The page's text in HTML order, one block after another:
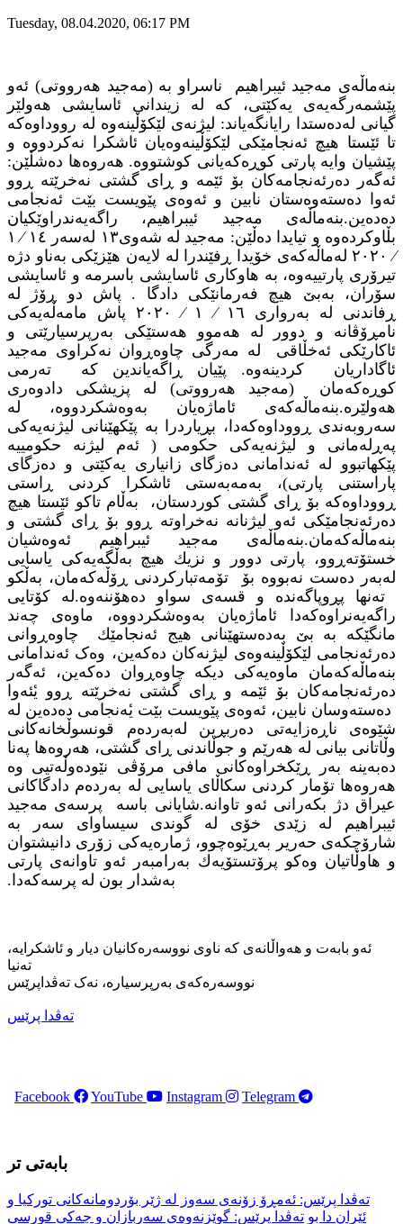
Tuesday, 08.04.2020, 06:17 PM
بنەماڵەی مەجید ئیبراهیم ناسراو بە (مەجید ھەرووتی) ئەو
پێشمەرگەیەی یەكێتی، كە لە زیندانی ئاسایشی هەولێر
گیانی لەدەستدا رایانگەیاند: لیژنەی لێكۆڵینەوە لە رووداوەكە
تا ئێستا هیچ ئەنجامێكی لێكۆڵینەوەیان ئاشكرا نەكردووە و
پێشیان وایە پارتی كوڕەكەیانی كوشتووە. هەروەها دەشڵێن:
ئەگەر دەرئەنجامەکان بۆ ئێمە و ڕای گشتی نەخرێتە ڕوو
ئەوا دەستەوەستان نابین و ئەوەی پێویست بێت ئەنجامی
دەدەین.بنەماڵەی مەجید ئیبراهیم، راگەیەندراوێكیان
بڵاوكردەوە و تیایدا ده‌ڵێن: مەجید لە شەوی١٣ لەسەر
۱
٤ ⁄ ١
⁄ ٢٠٢٠ لەماڵەکەی خۆیدا ڕفێندرا لە لایەن ھێزێکی بەناو دژە
تیرۆری پارتییەوە، بە ھاوکاری ئاسایشی باسرمە و ئاسایشی
سۆران، بەبێ ھیچ فەرمانێکی دادگا . پاش دو ڕۆژ لە
ڕفاندنی لە بەرواری ١٦ ⁄ ١ ⁄ ٢٠٢٠ پاش مامەڵەیەکی
نامڕۆڤانە و دوور لە هەموو هەستێکی بەرپرسیارێتی و
ئاكارێکی ئەخڵاقی لە مەرگی چاوەڕوان نەکراوی مەجید
ئاگاداریان کردینەوە. پێیان ڕاگەیاندین کە تەرمی
کوڕەکەمان (مەجید ھەرووتی) لە پزیشکی دادوەری
ھەولێرە.بنەماڵەکەی ئاماژه‌یان به‌وه‌شكردووه‌، لە
سەروبەندی ڕووداوەکەدا، بڕیاردرا بە پێکھێنانی لیژنەیەکی
پەڕلەمانی و لیژنەیەکی حکومی ( ئەم لیژنە حکومییە
پێکھاتبوو لە ئەندامانی دەزگای زانیاری یەکێتی و دەزگای
پاراستنی پارتی)، بەمەبەستی ئاشکرا کردنی ڕاستی
ڕووداوەکە بۆ ڕای گشتی کوردستان، بەڵام تاکو ئێستا ھیچ
دەرئەنجامێکی ئەو لیژنانە نەخراوتە ڕوو بۆ ڕای گشتی و
بنەماڵەکەمان.بنەماڵەی مەجید ئیبراهیم ئه‌وه‌شیان
خستۆته‌ڕوو، پارتی دوور و نزیك ھیچ بەڵگەیەکی یاسایی
لەبەر دەست نەبووە بۆ تۆمەتبارکردنی ڕۆڵەکەمان، بەڵکو
تەنھا پڕوپاگەندە و قسەی سواو دەھۆننەوە.له‌ كۆتایی
راگه‌یه‌نراوه‌كه‌دا ئاماژه‌یان به‌وه‌شكردووه‌، ماوەی چەند
مانگێکە بە بێ بەدەستهێنانی هیج ئەنجامێك چاوەڕوانی
دەرئەنجامی لێکۆڵینەوەی لیژنەکان دەکەین، وەک ئەندامانی
بنەماڵەکەمان ماوەیەکی دیکە چاوەڕوان دەکەین، ئەگەر
دەرئەنجامەکان بۆ ئێمە و ڕای گشتی نەخرێتە ڕوو یٔئەوا
دەستەوسان نابین، ئەوەی پێویست بێت یٔەنجامی دەدەین لە
شێوەی ناڕەزایەتی دەربڕین لەبەردەم قونسوڵخانەکانی
وڵاتانی بیانی لە ھەرێم و جوڵاندنی ڕای گشتی، ھەروەھا پەنا
دەبەینە بەر ڕێکخراوەکانی مافی مرۆڤی نێودەوڵەتیی وە
ھەروەھا تۆمار کردنی سکاڵای یاسایی لە بەردەم دادگاکانی
عیراق دژ بکەرانی ئەو تاوانە.شایانی باسە پرسەی مەجید
ئیبراهیم لە زێدی خۆی لە گوندی سیساوای سەر بە
شارۆچكەی حەریر بەڕێوەچوو، ژمارەیەکی زۆری دانیشتوان
و هاوڵاتیان وەکو پرۆتستۆیەك بەرامبەر ئەو تاوانەی پارتی
بەشدار بون لە پرسەکەدا.
ئەو بابەت و هەواڵانەی کە ناوی نووسەرەکانیان دیار و ئاشکرایە،
تەنیا
نووسەرەکەی بەرپرسیارە، نەک تەڤداپرێس
تەڤدا پرێس
Facebook YouTube Instagram Telegram
بابەتی تر
تەڤدا پرێس: ئەمڕۆ زۆنەی سەوز لە ژێر بۆردومانەکانی تورکیا و
ئێران دا بو تەڤدا پرێس: گوێزنەوەی سەربازان و چەکی قورسی